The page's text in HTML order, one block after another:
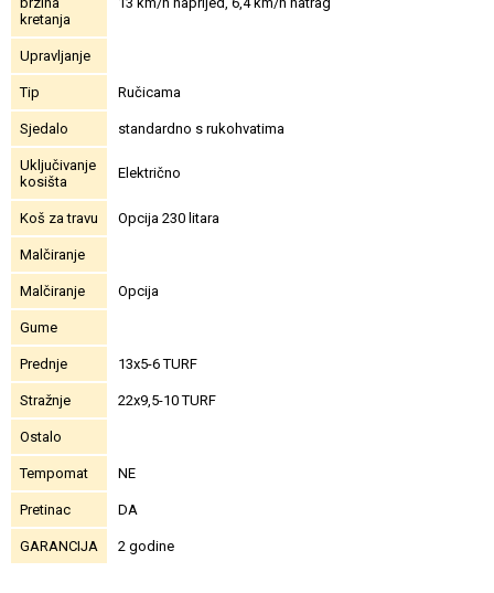
kretanja
Upravljanje
Tip Ručicama
Sjedalo standardno s rukohvatima
Uključivanje
kosišta
Električno
Koš za travu Opcija 230 litara
Malčiranje
Malčiranje Opcija
Gume
Prednje 13x5-6 TURF
Stražnje 22x9,5-10 TURF
Ostalo
Tempomat NE
Pretinac DA
GARANCIJA 2 godine